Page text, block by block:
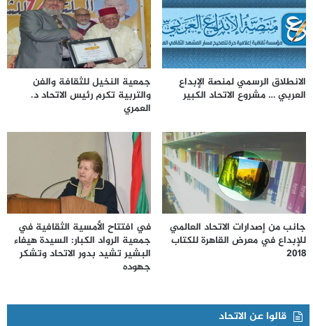
الانطلاق الرسمي لمنصة الإبداع
العربي … مشروع الاتحاد الكبير
جمعية النخيل للثقافة والفن
والتربية تكرم رئيس الاتحاد د.
العمري
جانب من إصدارات الاتحاد العالمي
للإبداع في معرض القاهرة للكتاب
2018
في افتتاح الأمسية الثقافية في
جمعية الرواد الكبار: السيدة هيفاء
البشير تشيد بدور الاتحاد وتشكر
جهوده
قالوا عن الاتحاد